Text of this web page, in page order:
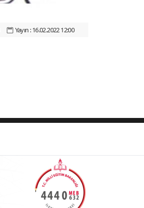
Yayın : 16.02.2022 12:00